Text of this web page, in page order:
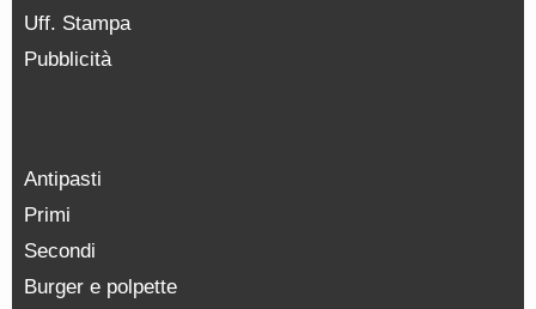
Uff. Stampa
Pubblicità
Antipasti
Primi
Secondi
Burger e polpette